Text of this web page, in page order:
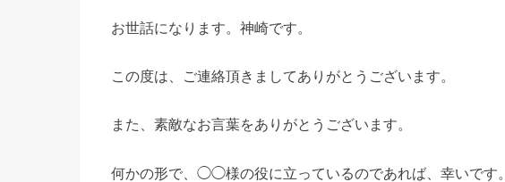
お世話になります。神崎です。
この度は、ご連絡頂きましてありがとうございます。
また、素敵なお言葉をありがとうございます。
何かの形で、◯◯様の役に立っているのであれば、幸いです。